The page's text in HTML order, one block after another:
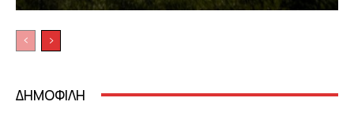
ΔΗΜΟΦΙΛΗ